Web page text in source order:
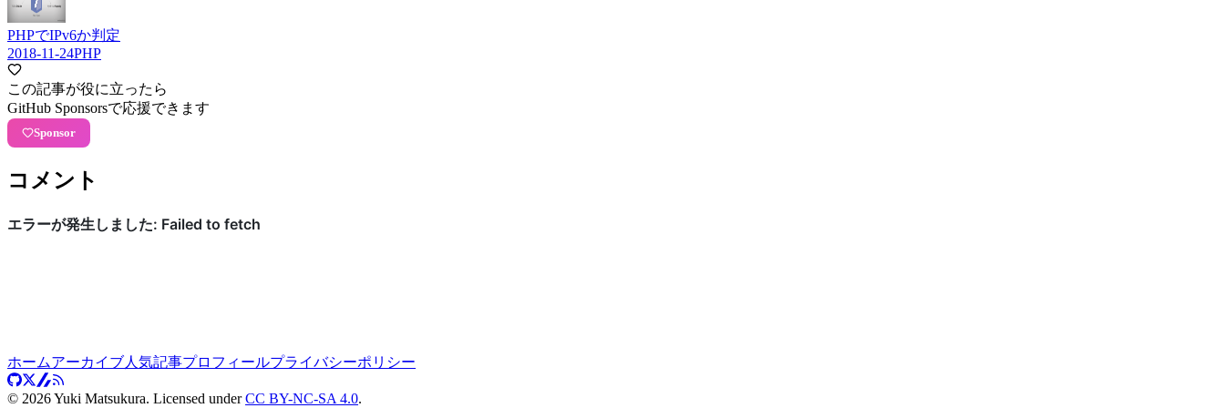
PHPでIPv6か判定
2018-11-24PHP
この記事が役に立ったら
GitHub Sponsorsで応援できます
Sponsor
コメント
ホームアーカイブ人気記事プロフィールプライバシーポリシー
© 2026Yuki Matsukura. Licensed underCC BY-NC-SA 4.0.